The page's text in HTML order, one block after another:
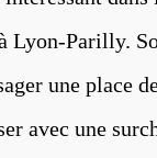
Lyon-Parilly.
une place
avec une